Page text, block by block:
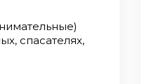
спасателях,